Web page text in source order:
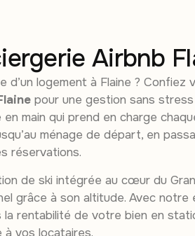
Airbnb
d’un logement à Flaine ? Confiez
pour une gestion sans
en main qui prend en charge
ménage de départ, en
réservations.
de ski intégrée au cœur du
grâce à son altitude. Avec notre
la rentabilité de votre bien en
à vos locataires.